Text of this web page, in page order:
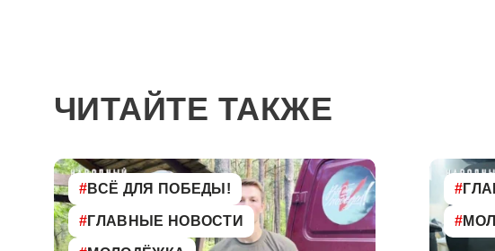
ЧИТАЙТЕ ТАКЖЕ
#ВСЁ ДЛЯ ПОБЕДЫ!
#ГЛАВНЫЕ НОВОСТИ
#
#